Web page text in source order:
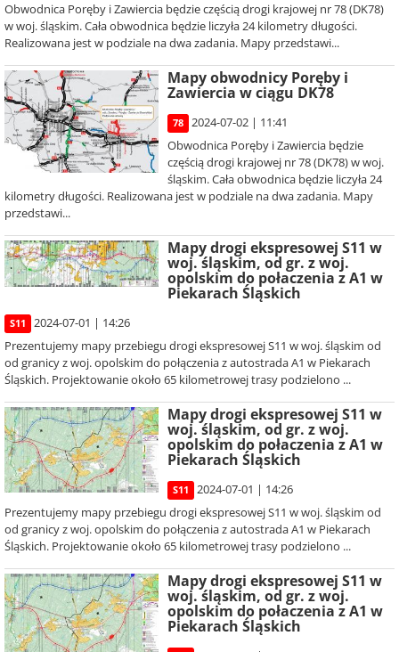
Obwodnica Poręby i Zawiercia będzie częścią drogi krajowej nr 78 (DK78)
w woj. śląskim. Cała obwodnica będzie liczyła 24 kilometry długości.
Realizowana jest w podziale na dwa zadania. Mapy przedstawi...
Mapy obwodnicy Poręby i
Zawiercia w ciągu DK78
78
2024-07-02 | 11:41
Obwodnica Poręby i Zawiercia będzie
częścią drogi krajowej nr 78 (DK78) w woj.
śląskim. Cała obwodnica będzie liczyła 24
kilometry długości. Realizowana jest w podziale na dwa zadania. Mapy
przedstawi...
Mapy drogi ekspresowej S11 w
woj. śląskim, od gr. z woj.
opolskim do połaczenia z A1 w
Piekarach Śląskich
S11
2024-07-01 | 14:26
Prezentujemy mapy przebiegu drogi ekspresowej S11 w woj. śląskim od
od granicy z woj. opolskim do połączenia z autostrada A1 w Piekarach
Śląskich. Projektowanie około 65 kilometrowej trasy podzielono ...
Mapy drogi ekspresowej S11 w
woj. śląskim, od gr. z woj.
opolskim do połaczenia z A1 w
Piekarach Śląskich
S11
2024-07-01 | 14:26
Prezentujemy mapy przebiegu drogi ekspresowej S11 w woj. śląskim od
od granicy z woj. opolskim do połączenia z autostrada A1 w Piekarach
Śląskich. Projektowanie około 65 kilometrowej trasy podzielono ...
Mapy drogi ekspresowej S11 w
woj. śląskim, od gr. z woj.
opolskim do połaczenia z A1 w
Piekarach Śląskich